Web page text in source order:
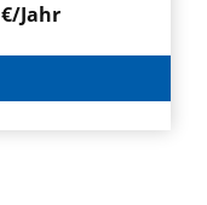
Jahr